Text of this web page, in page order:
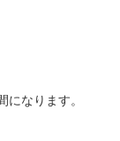
になります。